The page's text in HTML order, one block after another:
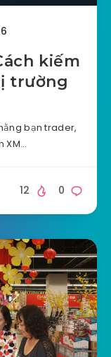
kiếm
trường
bạn trader,
XM…
0
12